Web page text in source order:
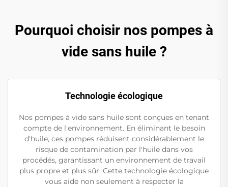
Pourquoi choisir nos pompes à
vide sans huile ?
Technologie écologique
Nos pompes à vide sans huile sont conçues en tenant
compte de l'environnement. En éliminant le besoin
d'huile, ces pompes réduisent considérablement le
risque de contamination par l'huile dans vos
procédés, garantissant un environnement de travail
plus propre et plus sûr. Cette technologie écologique
vous aide non seulement à respecter la